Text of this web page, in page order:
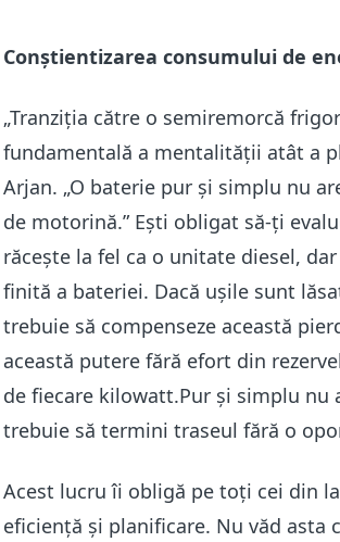
Conștientizarea consumului de
„Tranziția către o semiremorcă
fundamentală a mentalității atât a
Arjan. „O baterie pur și simplu nu
de motorină.” Ești obligat să-ți
răcește la fel ca o unitate diesel,
finită a bateriei. Dacă ușile sunt
trebuie să compenseze această
această putere fără efort din
de fiecare kilowatt.Pur și simplu nu
trebuie să termini traseul fără o
Acest lucru îi obligă pe toți cei din
eficiență și planificare. Nu văd asta